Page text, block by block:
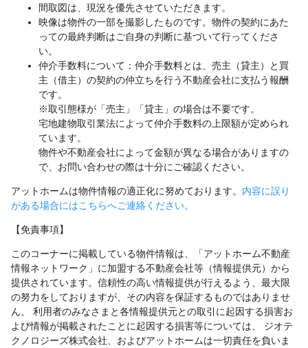
間取図は、現況を優先させていただきます。
映像は物件の一部を撮影したものです。物件の契約にあた
っての最終判断はご自身の判断に基づいて行ってくださ
い。
仲介手数料について：仲介手数料とは、売主（貸主）と買
主（借主）の契約の仲立ちを行う不動産会社に支払う報酬
です。
※取引態様が「売主」「貸主」の場合は不要です。
宅地建物取引業法によって仲介手数料の上限額が定められ
ています。
物件や不動産会社によって金額が異なる場合がありますの
で、お問い合わせの際は十分にご確認ください。
アットホームは物件情報の適正化に努めております。 内容に誤り
がある場合にはこちらへご連絡ください。
【免責事項】
このコーナーに掲載している物件情報は、「アットホーム不動産
情報ネットワーク」に加盟する不動産会社等（情報提供元）から
提供されています。信頼性の高い情報提供が行えるよう、最大限
の努力をしておりますが、その内容を保証するものではありませ
ん。 利用者のみなさまと各情報提供元との取引に起因する損害お
よび情報が掲載されたことに起因する損害等については、 ジオテ
クノロジーズ株式会社、およびアットホームは一切責任を負いま